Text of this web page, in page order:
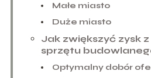
Małe miasto
Duże miasto
Jak zwiększyć zysk
sprzętu
Optymalny dobór